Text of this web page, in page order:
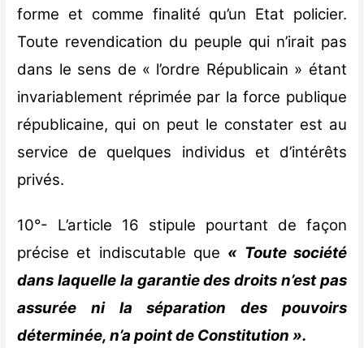
forme et comme finalité qu’un Etat policier.
Toute revendication du peuple qui n’irait pas
dans le sens de « l’ordre Républicain » étant
invariablement réprimée par la force publique
républicaine, qui on peut le constater est au
service de quelques individus et d’intérêts
privés.
10°- L’article 16 stipule pourtant de façon
précise et indiscutable que « Toute société
dans laquelle la garantie des droits n’est pas
assurée ni la séparation des pouvoirs
déterminée, n’a point de Constitution ».